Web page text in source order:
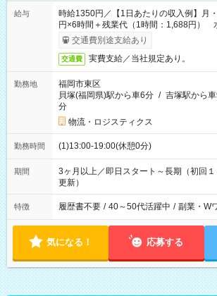
給与
時給1350円／【1日あたりの収入例】月
円×6時間＋残業代（1時間：1,688円）
1,350円×6時間
交通費別途支給あり
交通費 実費支給／当社規定あり。
勤務地
福岡市東区
貝塚(福岡県)駅から車6分 / 吉塚駅から
分
物流・ロジスティクス
勤務時間 (1)13:00-19:00(休憩0分)
期間
3ヶ月以上／即日スタート～長期（初回
更新）
特徴 履歴書不要 / 40～50代活躍中 / 副業・W
気になる！ 応募する